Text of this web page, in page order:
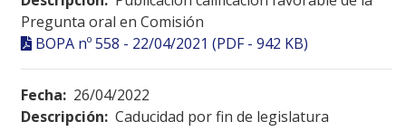
Pregunta oral en Comisión
BOPA nº 558 - 22/04/2021 (PDF - 942 KB)
Fecha: 26/04/2022
Descripción: Caducidad por fin de legislatura